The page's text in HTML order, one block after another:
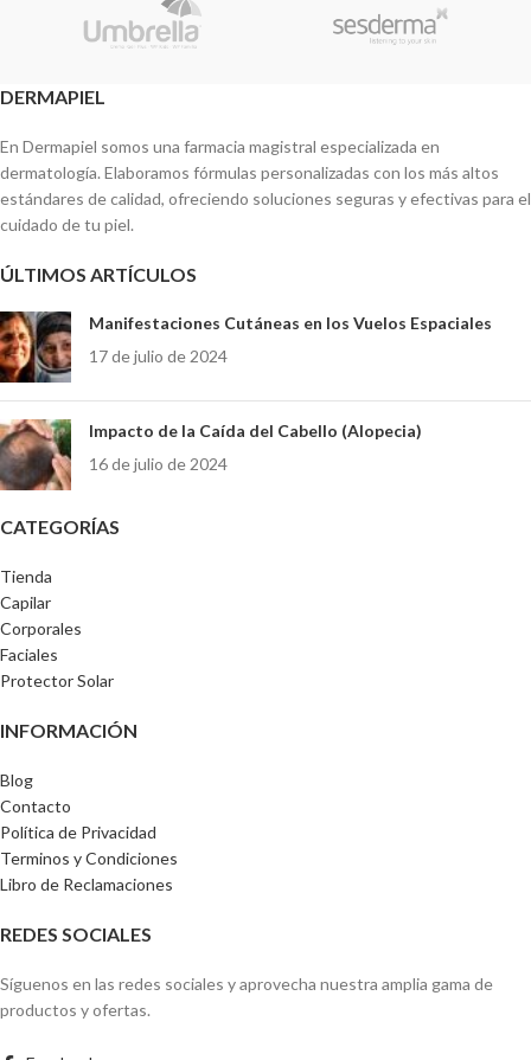
DERMAPIEL
En Dermapiel somos una farmacia magistral especializada en
dermatología. Elaboramos fórmulas personalizadas con los más altos
estándares de calidad, ofreciendo soluciones seguras y efectivas para el
cuidado de tu piel.
ÚLTIMOS ARTÍCULOS
Manifestaciones Cutáneas en los Vuelos Espaciales
17 de julio de 2024
Impacto de la Caída del Cabello (Alopecia)
16 de julio de 2024
CATEGORÍAS
Tienda
Capilar
Corporales
Faciales
Protector Solar
INFORMACIÓN
Blog
Contacto
Política de Privacidad
Terminos y Condiciones
Libro de Reclamaciones
REDES SOCIALES
Síguenos en las redes sociales y aprovecha nuestra amplia gama de
productos y ofertas.